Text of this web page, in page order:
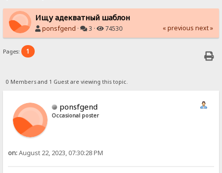
Ищу адекватный шаблон
ponsfgend · 3 · 74530 « previous next »
Pages: 1
0 Members and 1 Guest are viewing this topic.
ponsfgend
Occasional poster
on:August 22, 2023, 07:30:28 PM